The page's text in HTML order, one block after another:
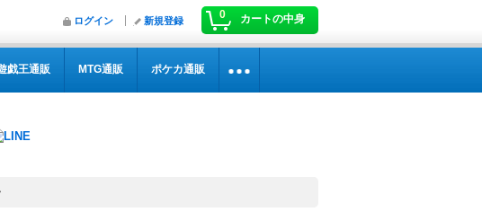
0 カートの中身
ログイン 新規登録
戯王通販 MTG通販 ポケカ通販